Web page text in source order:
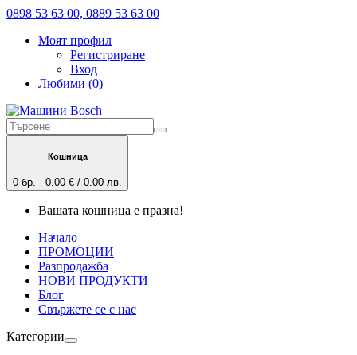
0898 53 63 00, 0889 53 63 00
Моят профил
Регистриране
Вход
Любими (0)
Кошница
0 бр. - 0.00 € / 0.00 лв.
Вашата кошница е празна!
Начало
ПРОМОЦИИ
Разпродажба
НОВИ ПРОДУКТИ
Блог
Свържете се с нас
Категории